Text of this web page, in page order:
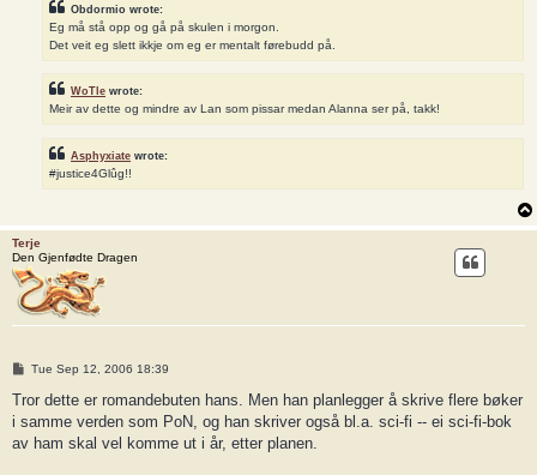
Obdormio wrote:
Eg må stå opp og gå på skulen i morgon.
Det veit eg slett ikkje om eg er mentalt førebudd på.
WoTle wrote:
Meir av dette og mindre av Lan som pissar medan Alanna ser på, takk!
Asphyxiate wrote:
#justice4Glûg!!
Terje
Den Gjenfødte Dragen
P
s
Tue Sep 12, 2006 18:39
Tror dette er romandebuten hans. Men han planlegger å skrive flere bøker
i samme verden som PoN, og han skriver også bl.a. sci-fi -- ei sci-fi-bok
av ham skal vel komme ut i år, etter planen.